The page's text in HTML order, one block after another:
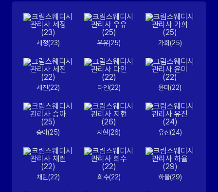
세정(23) 우유(25) 가희(25)
세진(22) 다인(22) 윤미(22)
승아(25) 지현(26) 유진(24)
채린(22) 희수(22) 하율(29)